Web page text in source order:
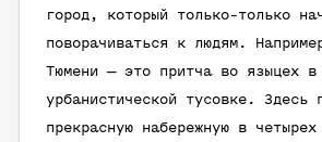
город, который только-только
поворачиваться к людям.
Тюмени — это притча во языцех в
урбанистической тусовке. Здесь
прекрасную набережную в